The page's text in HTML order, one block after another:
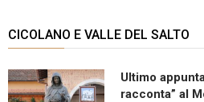
CICOLANO E VALLE DEL SALTO
Ultimo
racconta” al